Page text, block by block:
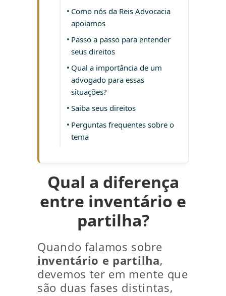
Como nós da Reis Advocacia
apoiamos
Passo a passo para entender
seus direitos
Qual a importância de um
advogado para essas
situações?
Saiba seus direitos
Perguntas frequentes sobre o
tema
Qual a diferença
entre inventário e
partilha?
Quando falamos sobre
inventário e partilha,
devemos ter em mente que
são duas fases distintas,